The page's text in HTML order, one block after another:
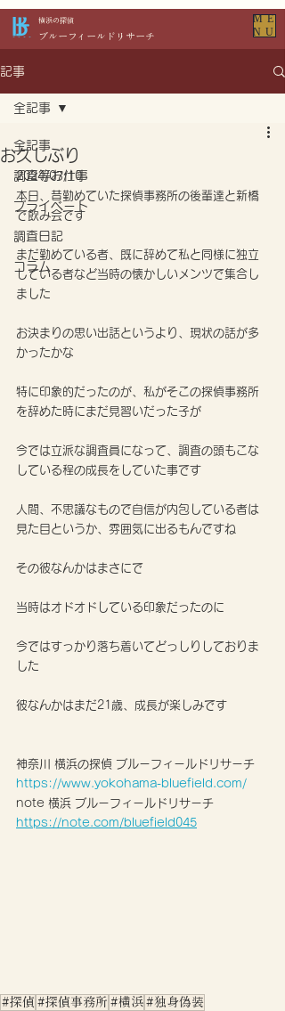
​横浜の探偵
​ブルーフィールドリサーチ
ME
NU
記事
全記事
調査等お仕事
プライベート
調査日記
コラム
全記事
お久しぶり
2024/07/10
本日、昔勤めていた探偵事務所の後輩達と新橋
で飲み会です
まだ勤めている者、既に辞めて私と同様に独立
している者など当時の懐かしいメンツで集合し
ました
お決まりの思い出話というより、現状の話が多
かったかな
特に印象的だったのが、私がそこの探偵事務所
を辞めた時にまだ見習いだった子が
今では立派な調査員になって、調査の頭もこな
している程の成長をしていた事です
人間、不思議なもので自信が内包している者は
見た目というか、雰囲気に出るもんですね
その彼なんかはまさにで
当時はオドオドしている印象だったのに
今ではすっかり落ち着いてどっしりしておりま
した
彼なんかはまだ21歳、成長が楽しみです
神奈川 横浜の探偵 ブルーフィールドリサーチ
https://www.yokohama-bluefield.com/
note 横浜 ブルーフィールドリサーチ
https://note.com/bluefield045
#探偵 #探偵事務所 #横浜 #独身偽装